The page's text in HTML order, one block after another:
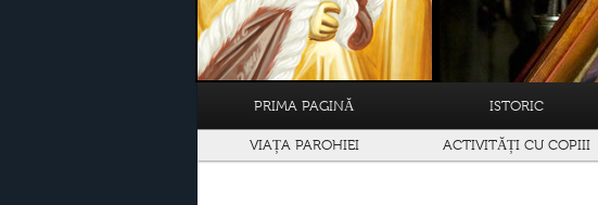
PRIMA PAGINĂ ISTORIC
VIAȚA PAROHIEI ACTIVITĂȚI CU COPIII